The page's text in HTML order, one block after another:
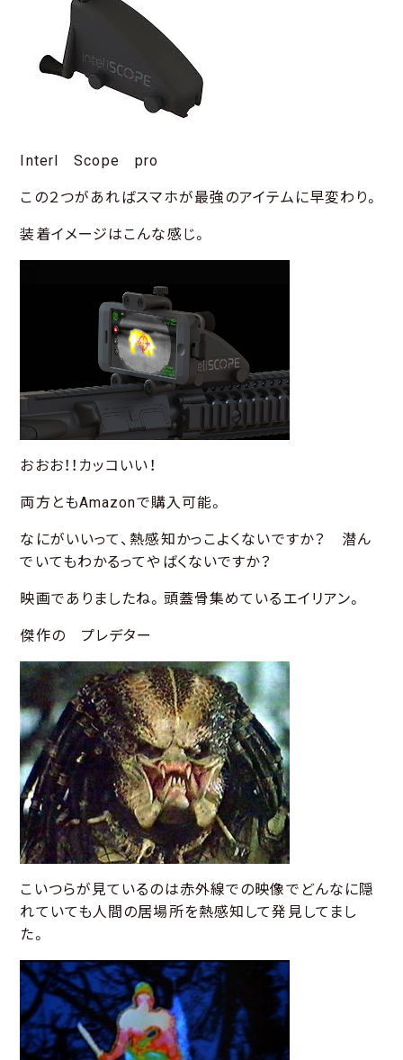
Interl Scope pro
この２つがあればスマホが最強のアイテムに早変わり。
装着イメージはこんな感じ。
おおお！！カッコいい！
両方ともAmazonで購入可能。
なにがいいって、熱感知かっこよくないですか？ 潜ん
でいてもわかるってやばくないですか？
映画でありましたね。頭蓋骨集めているエイリアン。
傑作の プレデター
こいつらが見ているのは赤外線での映像でどんなに隠
れていても人間の居場所を熱感知して発見してまし
た。